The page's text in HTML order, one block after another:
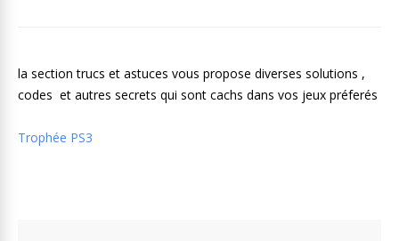
la section trucs et astuces vous propose diverses solutions ,
codes et autres secrets qui sont cachs dans vos jeux préferés
Trophée PS3